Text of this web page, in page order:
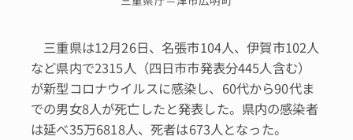
三重県は12月26日、名張市104人、伊賀市102人
など県内で2315人（四日市市発表分445人含む）
が新型コロナウイルスに感染し、60代から90代ま
での男女8人が死亡したと発表した。県内の感染者
は延べ35万6818人、死者は673人となった。